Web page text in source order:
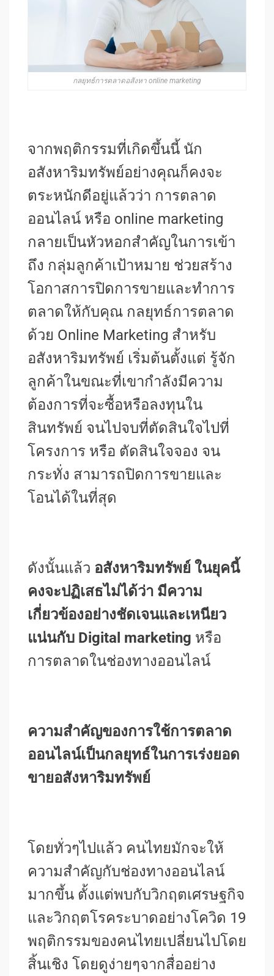
กลยุทธ์การตลาดอสังหา online marketing
จากพฤติกรรมที่เกิดขึ้นนี้ นัก
อสังหาริมทรัพย์อย่างคุณก็คงจะ
ตระหนักดีอยู่แล้วว่า การตลาด
ออนไลน์ หรือ online marketing
กลายเป็นหัวหอกสำคัญในการเข้า
ถึง กลุ่มลูกค้าเป้าหมาย ช่วยสร้าง
โอกาสการปิดการขายและทำการ
ตลาดให้กับคุณ กลยุทธ์การตลาด
ด้วย Online Marketing สำหรับ
อสังหาริมทรัพย์ เริ่มต้นตั้งแต่ รู้จัก
ลูกค้าในขณะที่เขากำลังมีความ
ต้องการที่จะซื้อหรือลงทุนใน
สินทรัพย์ จนไปจบที่ตัดสินใจไปที่
โครงการ หรือ ตัดสินใจจอง จน
กระทั่ง สามารถปิดการขายและ
โอนได้ในที่สุด
ดังนั้นแล้ว อสังหาริมทรัพย์ ในยุคนี้
คงจะปฏิเสธไม่ได้ว่า มีความ
เกี่ยวข้องอย่างชัดเจนและเหนียว
แน่นกับ Digital marketing หรือ
การตลาดในช่องทางออนไลน์
ความสำคัญของการใช้การตลาด
ออนไลน์เป็นกลยุทธ์ในการเร่งยอด
ขายอสังหาริมทรัพย์
โดยทั่วๆไปแล้ว คนไทยมักจะให้
ความสำคัญกับช่องทางออนไลน์
มากขึ้น ตั้งแต่พบกับวิกฤตเศรษฐกิจ
และวิกฤตโรคระบาดอย่างโควิด 19
พฤติกรรมของคนไทยเปลี่ยนไปโดย
สิ้นเชิง โดยดูง่ายๆจากสื่ออย่าง